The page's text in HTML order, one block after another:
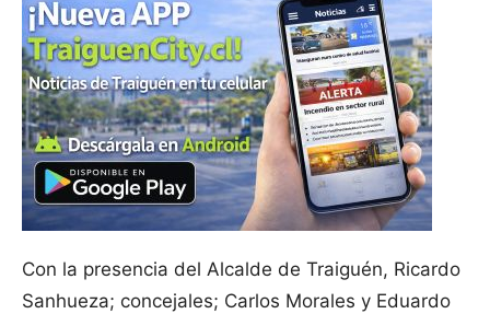
Con la presencia del Alcalde de Traiguén, Ricardo
Sanhueza; concejales; Carlos Morales y Eduardo